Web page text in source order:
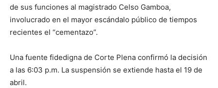
de sus funciones al magistrado Celso Gamboa,
involucrado en el mayor escándalo público de tiempos
recientes el “cementazo”.
Una fuente fidedigna de Corte Plena confirmó la decisión
a las 6:03 p.m. La suspensión se extiende hasta el 19 de
abril.